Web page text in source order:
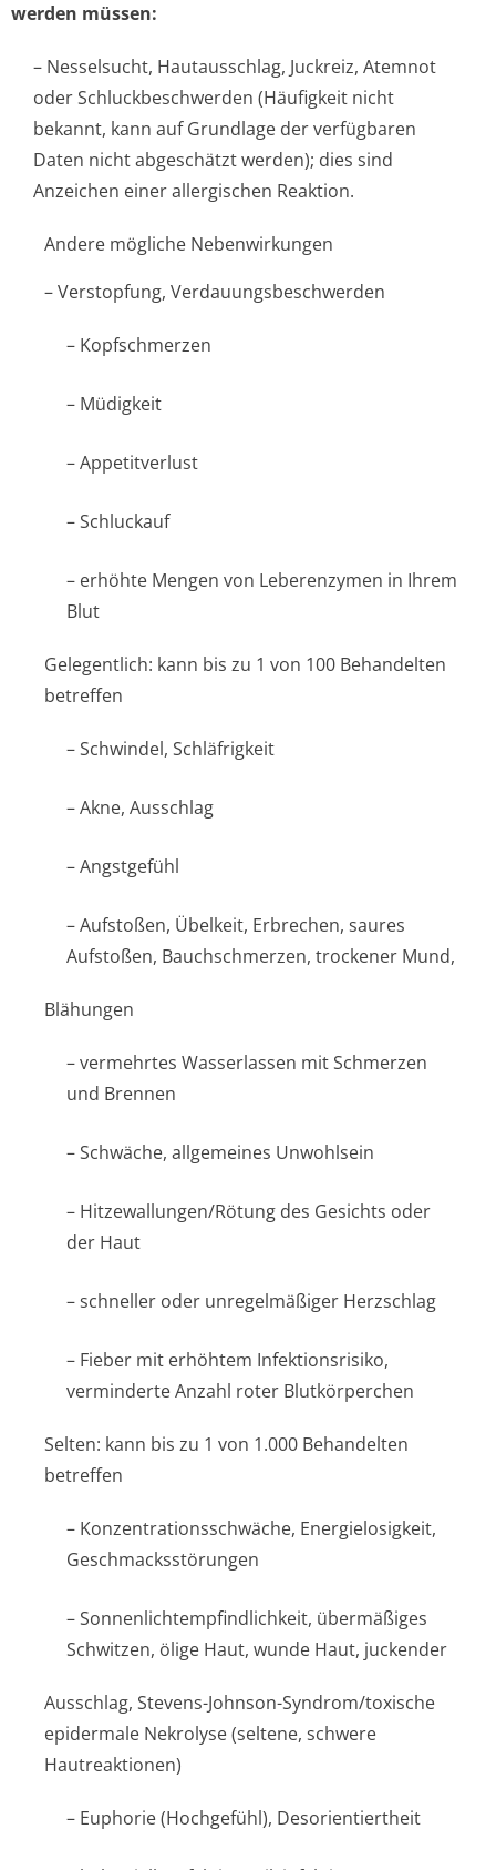
werden müssen:
– Nesselsucht, Hautausschlag, Juckreiz, Atemnot
oder Schluckbeschwerden (Häufigkeit nicht
bekannt, kann auf Grundlage der verfügbaren
Daten nicht abgeschätzt werden); dies sind
Anzeichen einer allergischen Reaktion.
Andere mögliche Nebenwirkungen
– Verstopfung, Verdauungsbes­chwerden
– Kopfschmerzen
– Müdigkeit
– Appetitverlust
– Schluckauf
– erhöhte Mengen von Leberenzymen in Ihrem
Blut
Gelegentlich: kann bis zu 1 von 100 Behandelten
betreffen
– Schwindel, Schläfrigkeit
– Akne, Ausschlag
– Angstgefühl
– Aufstoßen, Übelkeit, Erbrechen, saures
Aufstoßen, Bauchschmerzen, trockener Mund,
Blähungen
– vermehrtes Wasserlassen mit Schmerzen
und Brennen
– Schwäche, allgemeines Unwohlsein
– Hitzewallungen/Rötung des Gesichts oder
der Haut
– schneller oder unregelmäßiger Herzschlag
– Fieber mit erhöhtem Infektionsrisiko,
verminderte Anzahl roter Blutkörperchen
Selten: kann bis zu 1 von 1.000 Behandelten
betreffen
– Konzentration­sschwäche, Energielosigkeit,
Geschmacksstörungen
– Sonnenlichtem­pfindlichkeit, übermäßiges
Schwitzen, ölige Haut, wunde Haut, juckender
Ausschlag, Stevens-Johnson-Syndrom/toxische
epidermale Nekrolyse (seltene, schwere
Hautreaktionen)
– Euphorie (Hochgefühl), Desorientiertheit